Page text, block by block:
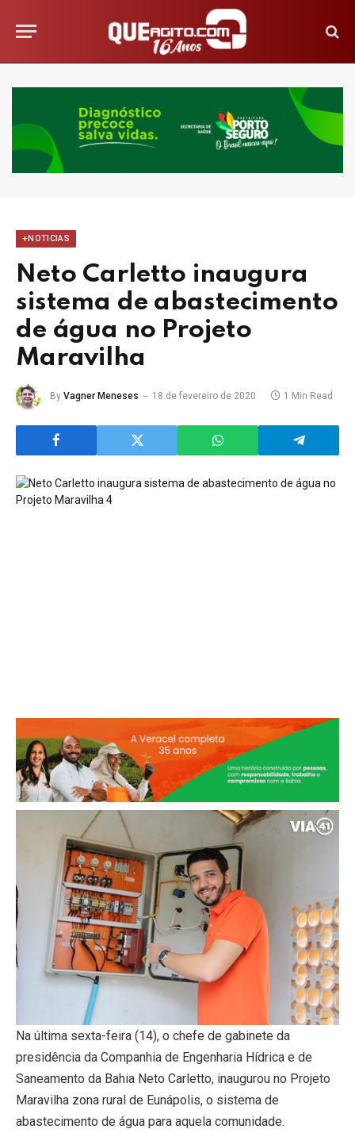
+NOTICIAS
Neto Carletto inaugura
sistema de abastecimento
de água no Projeto
Maravilha
By Vagner Meneses 18 de fevereiro de 2020 1 Min Read
Na última sexta-feira (14), o chefe de gabinete da
presidência da Companhia de Engenharia Hídrica e de
Saneamento da Bahia Neto Carletto, inaugurou no Projeto
Maravilha zona rural de Eunápolis, o sistema de
abastecimento de água para aquela comunidade.